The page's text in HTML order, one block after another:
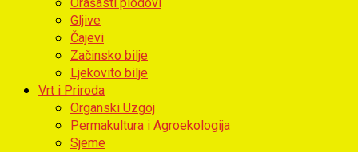
Gljive
Čajevi
Začinsko bilje
Ljekovito bilje
Vrt i Priroda
Organski Uzgoj
Permakultura i Agroekologija
Sjeme